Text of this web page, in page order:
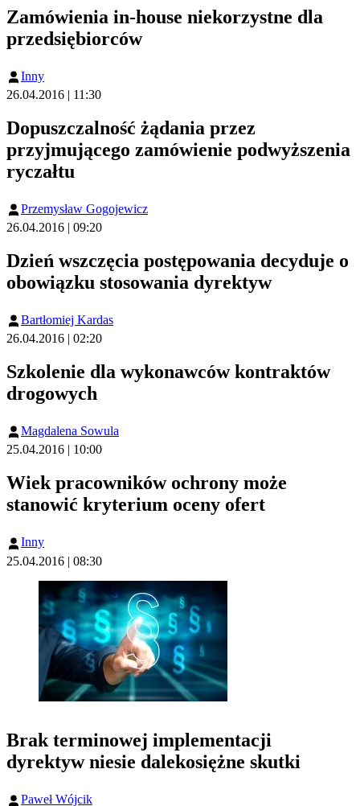
Zamówienia in-house niekorzystne dla
przedsiębiorców
Inny
26.04.2016 | 11:30
Dopuszczalność żądania przez
przyjmującego zamówienie podwyższenia
ryczałtu
Przemysław Gogojewicz
26.04.2016 | 09:20
Dzień wszczęcia postępowania decyduje o
obowiązku stosowania dyrektyw
Bartłomiej Kardas
26.04.2016 | 02:20
Szkolenie dla wykonawców kontraktów
drogowych
Magdalena Sowula
25.04.2016 | 10:00
Wiek pracowników ochrony może
stanowić kryterium oceny ofert
Inny
25.04.2016 | 08:30
Brak terminowej implementacji
dyrektyw niesie dalekosiężne skutki
Paweł Wójcik